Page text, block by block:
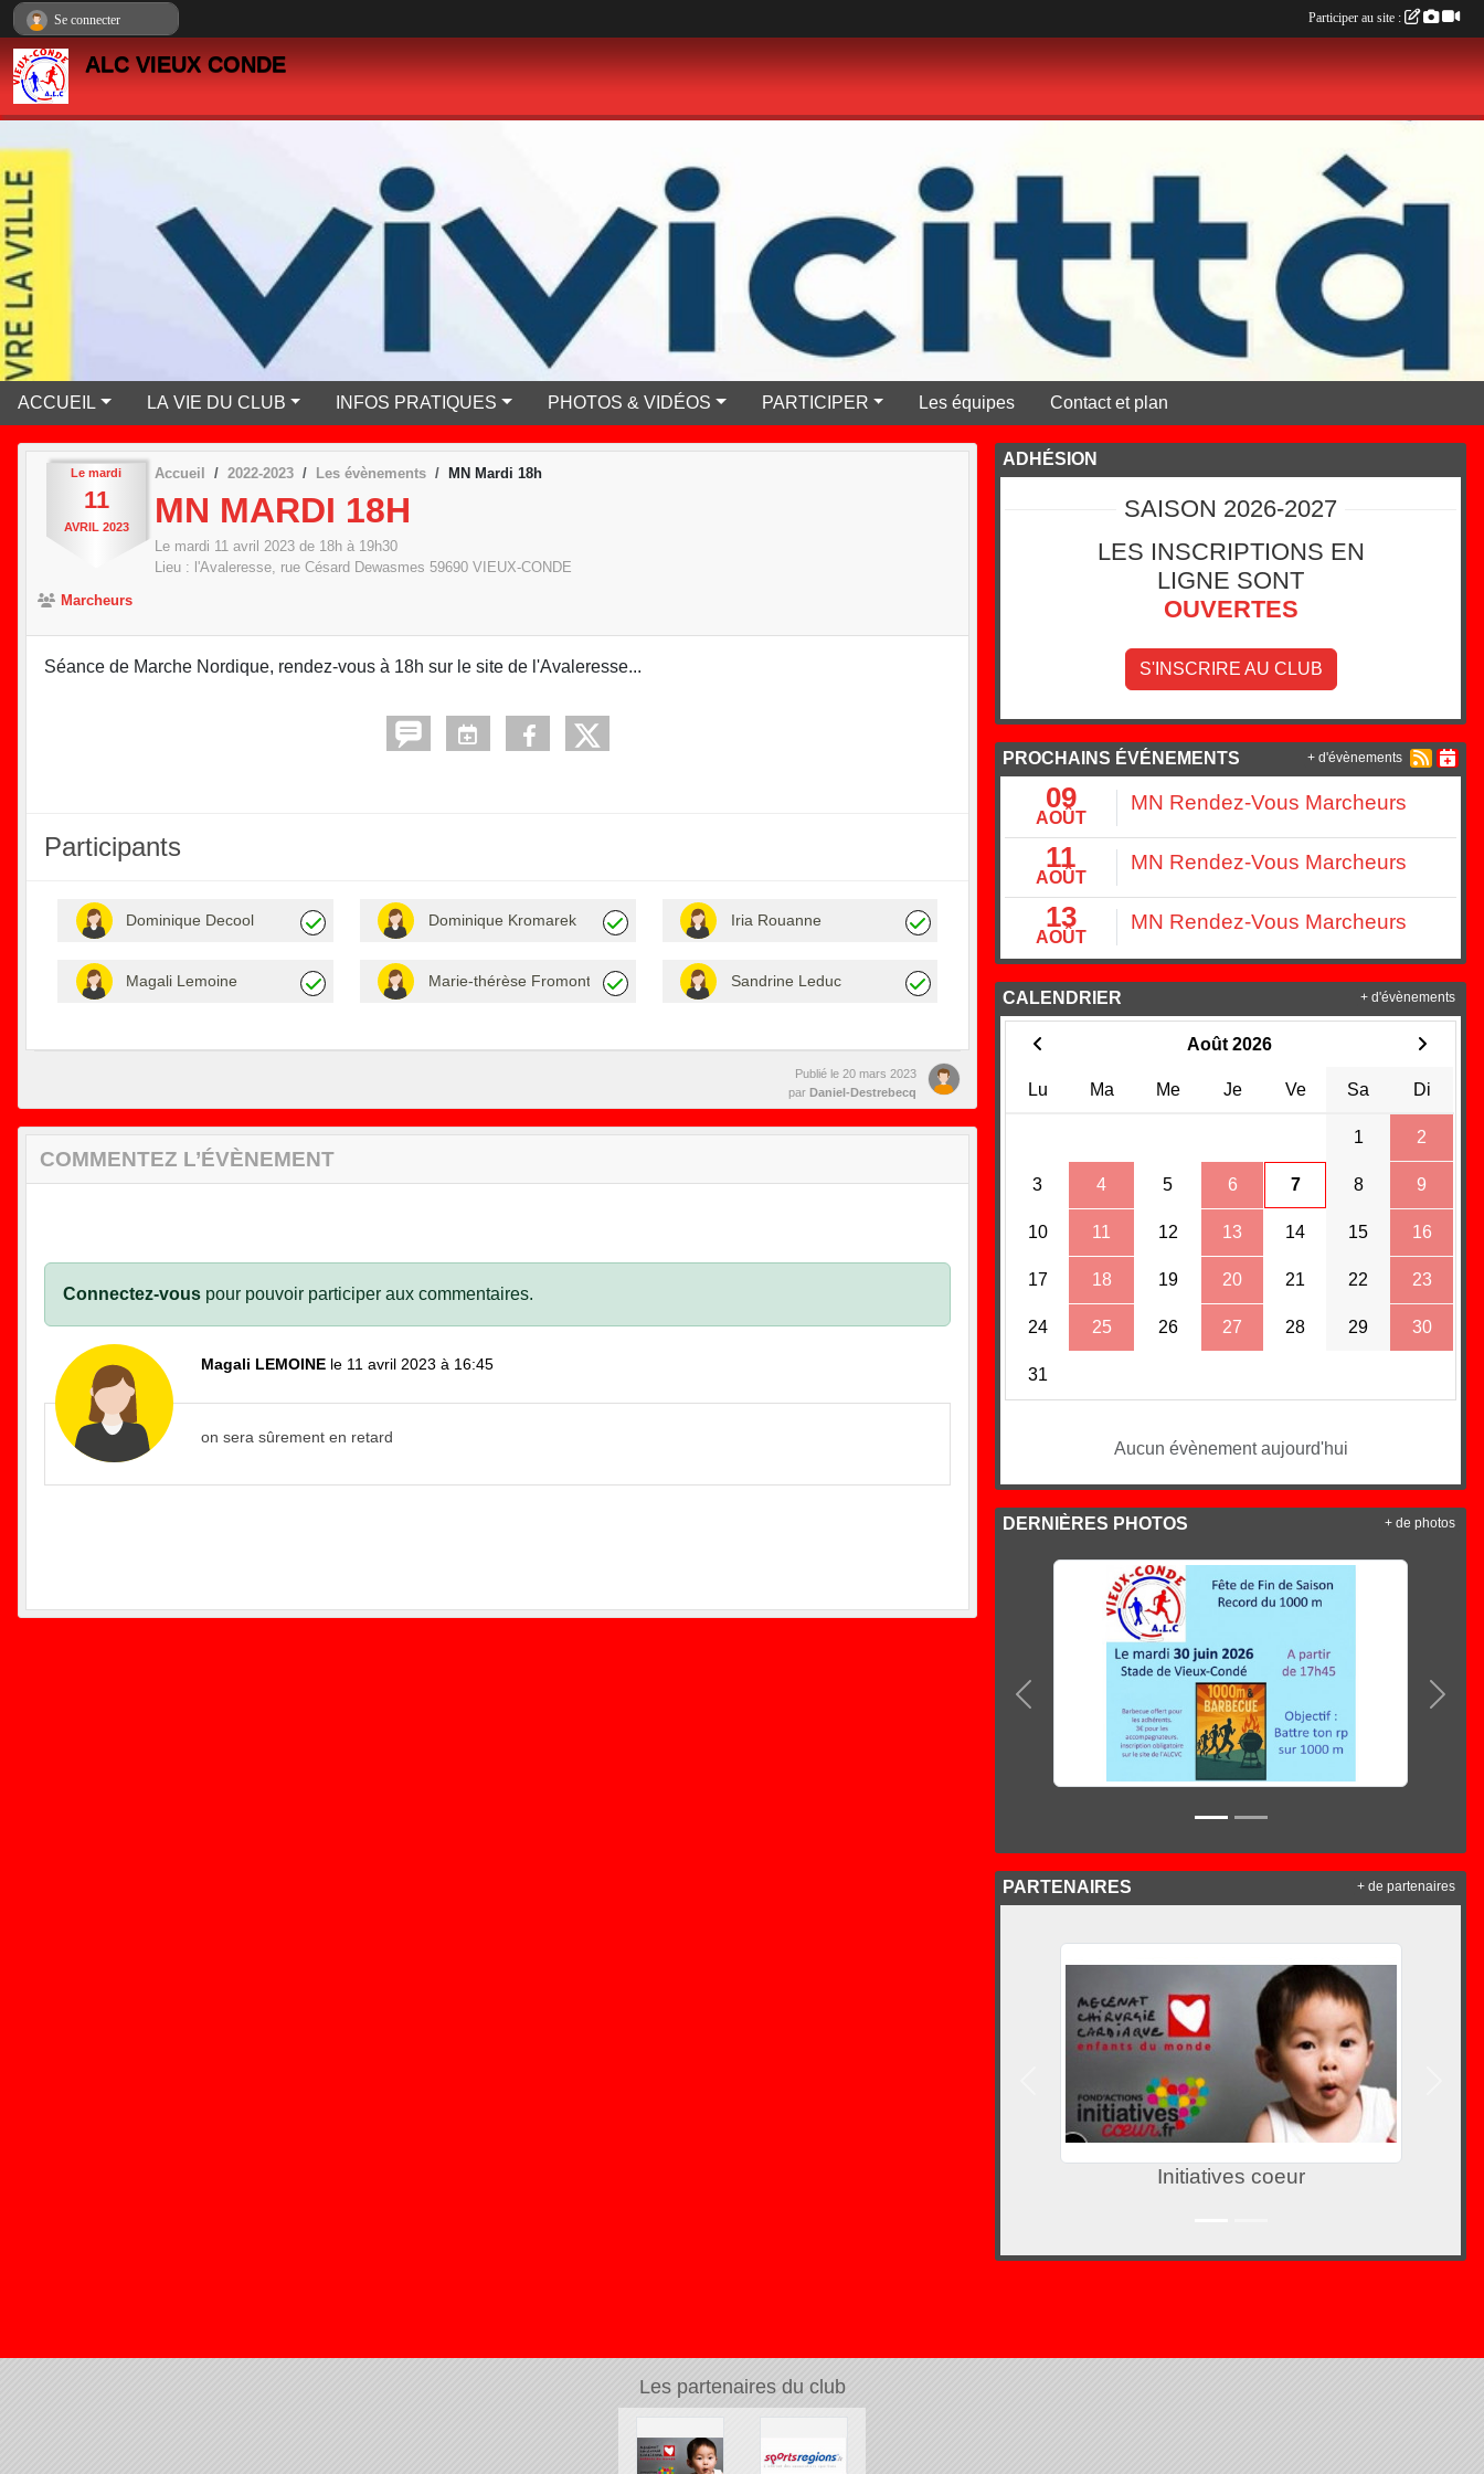
ALC VIEUX CONDE
ACCUEIL LA VIE DU CLUB INFOS PRATIQUES PHOTOS & VIDÉOS PARTICIPER Les équipes Contact et plan
Le mardi
11
AVRIL 2023
Accueil 2022-2023 Les évènements MN Mardi 18h
MN MARDI 18H
Le mardi 11 avril 2023 de 18h à 19h30
Lieu : l'Avaleresse, rue Césard Dewasmes 59690 VIEUX-CONDE
Marcheurs
Séance de Marche Nordique, rendez-vous à 18h sur le site de l'Avaleresse...
Participants
Dominique Decool Dominique Kromarek Iria Rouanne
Magali Lemoine Marie-thérèse Fromont Sandrine Leduc
Publié le 20 mars 2023
par Daniel-Destrebecq
COMMENTEZ L’ÉVÈNEMENT
Connectez-vous pour pouvoir participer aux commentaires.
Magali LEMOINE le 11 avril 2023 à 16:45
on sera sûrement en retard
ADHÉSION
SAISON 2026-2027
LES INSCRIPTIONS EN
LIGNE SONT
OUVERTES
S'INSCRIRE AU CLUB
PROCHAINS ÉVÉNEMENTS
09
AOÛT
MN Rendez-Vous Marcheurs
11
AOÛT
MN Rendez-Vous Marcheurs
13
AOÛT
MN Rendez-Vous Marcheurs
+ d'évènements
CALENDRIER
Août 2026
Lu Ma Me Je Ve Sa Di
1 2
3 4 5 6 7 8 9
10 11 12 13 14 15 16
17 18 19 20 21 22 23
24 25 26 27 28 29 30
31
Aucun évènement aujourd'hui
+ d'évènements
DERNIÈRES PHOTOS
Précedent
+ de photos
PARTENAIRES
Initiatives coeur
Précedent
+ de partenaires
Les partenaires du club
Se connecter Participer au site :
Panneau de gestion des cookies